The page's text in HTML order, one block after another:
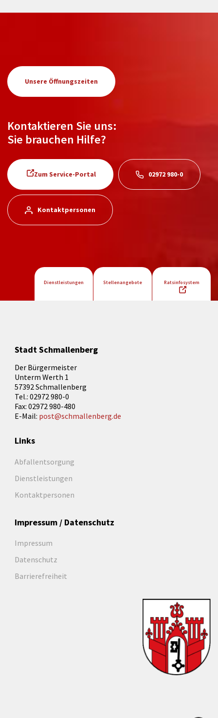
Unsere Öffnungszeiten
Kontaktieren Sie uns:
Sie brauchen Hilfe?
Zum Service-Portal 02972 980-0
Kontaktpersonen
Dienstleistungen Stellenangebote Ratsinfosystem
Stadt Schmallenberg
Der Bürgermeister
Unterm Werth 1
57392 Schmallenberg
Tel.: 02972 980-0
Fax: 02972 980-480
E-Mail: post@schmallenberg.de
Links
Abfallentsorgung
Dienstleistungen
Kontaktpersonen
Impressum / Datenschutz
Impressum
Datenschutz
Barrierefreiheit